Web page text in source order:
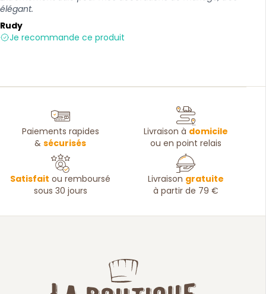
élégant.
Rudy
Je recommande ce produit
Paiements rapides
&sécurisés
Livraison à domicile
ou en point relais
Satisfait ou remboursé
sous 30 jours
Livraison gratuite
à partir de 79 €